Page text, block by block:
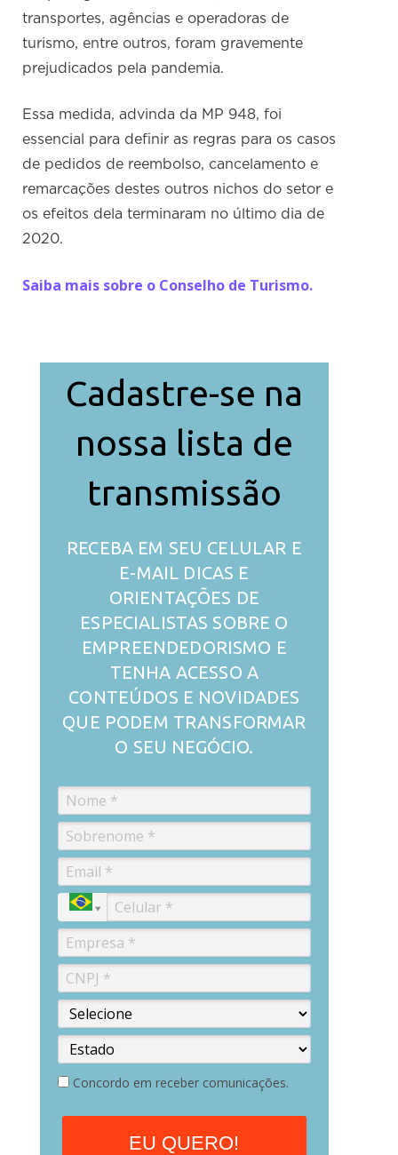
transportes, agências e operadoras de
turismo, entre outros, foram gravemente
prejudicados pela pandemia.
Essa medida, advinda da MP 948, foi
essencial para definir as regras para os casos
de pedidos de reembolso, cancelamento e
remarcações destes outros nichos do setor e
os efeitos dela terminaram no último dia de
2020.
Saiba mais sobre o Conselho de Turismo.
Cadastre-se na
nossa lista de
transmissão
RECEBA EM SEU CELULAR E
E-MAIL DICAS E
ORIENTAÇÕES DE
ESPECIALISTAS SOBRE O
EMPREENDEDORISMO E
TENHA ACESSO A
CONTEÚDOS E NOVIDADES
QUE PODEM TRANSFORMAR
O SEU NEGÓCIO.
Concordo em receber comunicações.
EU QUERO!